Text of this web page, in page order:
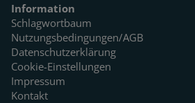
Information
Schlagwortbaum
Nutzungsbedingungen/AGB
Datenschutzerklärung
Cookie-Einstellungen
Impressum
Kontakt